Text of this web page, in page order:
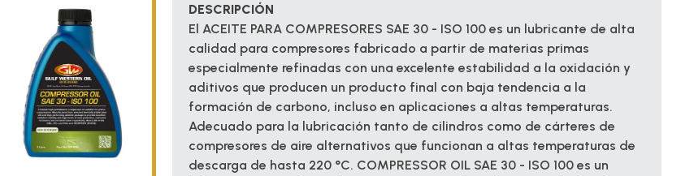
DESCRIPCIÓN
El ACEITE PARA COMPRESORES SAE 30 - ISO 100 es un lubricante de alta
calidad para compresores fabricado a partir de materias primas
especialmente refinadas con una excelente estabilidad a la oxidación y
aditivos que producen un producto final con baja tendencia a la
formación de carbono, incluso en aplicaciones a altas temperaturas.
Adecuado para la lubricación tanto de cilindros como de cárteres de
compresores de aire alternativos que funcionan a altas temperaturas de
descarga de hasta 220 °C. COMPRESSOR OIL SAE 30 - ISO 100 es un